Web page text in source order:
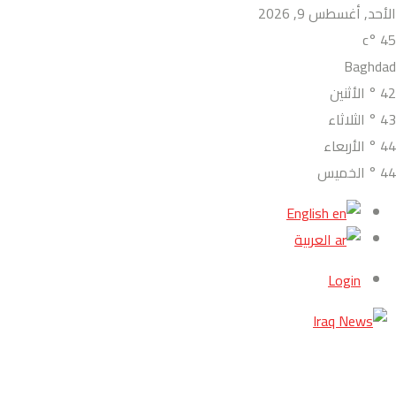
الأحد, أغسطس 9, 2026
45
°c
Baghdad
42
° الأثنين
43
° الثلاثاء
44
° الأربعاء
44
° الخميس
English
العربية
Login